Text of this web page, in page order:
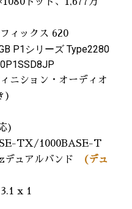
ィックス 620
P1シリーズ Type2280
ニション・オーディオ
)
)
TX/1000BASE-T
デュアルバンド
(デュ
x 1